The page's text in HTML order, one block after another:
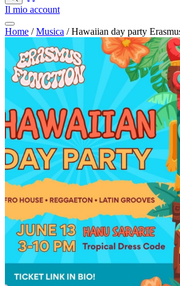
Il mio account
Home / Musica / Hawaiian day party